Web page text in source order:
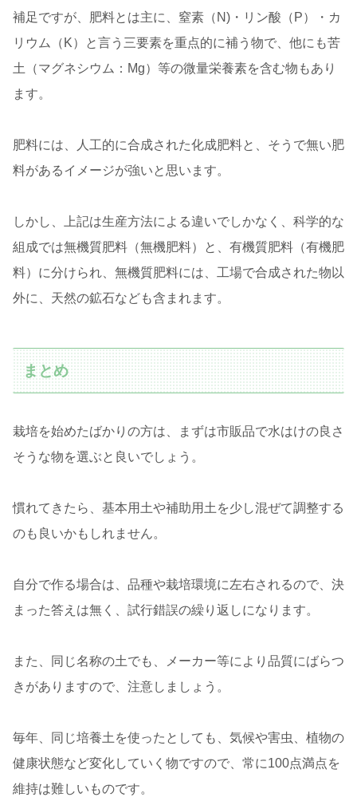
補足ですが、肥料とは主に、窒素（N)・リン酸（P）・カ
リウム（K）と言う三要素を重点的に補う物で、他にも苦
土（マグネシウム：Mg）等の微量栄養素を含む物もあり
ます。
肥料には、人工的に合成された化成肥料と、そうで無い肥
料があるイメージが強いと思います。
しかし、上記は生産方法による違いでしかなく、科学的な
組成では無機質肥料（無機肥料）と、有機質肥料（有機肥
料）に分けられ、無機質肥料には、工場で合成された物以
外に、天然の鉱石なども含まれます。
まとめ
栽培を始めたばかりの方は、まずは市販品で水はけの良さ
そうな物を選ぶと良いでしょう。
慣れてきたら、基本用土や補助用土を少し混ぜて調整する
のも良いかもしれません。
自分で作る場合は、品種や栽培環境に左右されるので、決
まった答えは無く、試行錯誤の繰り返しになります。
また、同じ名称の土でも、メーカー等により品質にばらつ
きがありますので、注意しましょう。
毎年、同じ培養土を使ったとしても、気候や害虫、植物の
健康状態など変化していく物ですので、常に100点満点を
維持は難しいものです。